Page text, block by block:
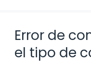
Error de
el tipo de